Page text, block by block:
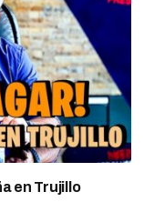
en Trujillo